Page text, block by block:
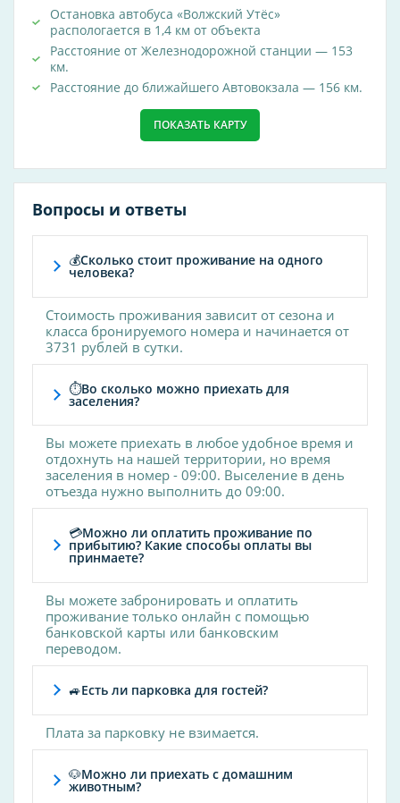
кардиология
медицинские справки
неврология
офтальмология
гастроэнтеролог
иммунолог
кардиолог
мануальный терапевт
массажист
невролог
ортопед
офтальмолог
педиатр
психолог
рентгенолог
стоматолог
терапевт
травматолог
уролог
хирург
эндокринолог
гематолог
психотерапевт
эпидемиолог
Альтернативное лечение
Остановка автобуса «Волжский Утёс»
распологается в 1,4 км от объекта
Расстояние от Железнодорожной станции — 153
км.
Расстояние до ближайшего Автовокзала — 156 км.
ПОКАЗАТЬ КАРТУ
Вопросы и ответы
💰Сколько стоит проживание на одного
человека?
Стоимость проживания зависит от сезона и
класса бронируемого номера и начинается от
3731 рублей в сутки.
⏱Во сколько можно приехать для
заселения?
Вы можете приехать в любое удобное время и
отдохнуть на нашей территории, но время
заселения в номер - 09:00. Выселение в день
отъезда нужно выполнить до 09:00.
💳Можно ли оплатить проживание по
прибытию? Какие способы оплаты вы
принмаете?
Вы можете забронировать и оплатить
проживание только онлайн с помощью
банковской карты или банковским
переводом.
🚙Есть ли парковка для гостей?
Плата за парковку не взимается.
🐶Можно ли приехать с домашним
животным?